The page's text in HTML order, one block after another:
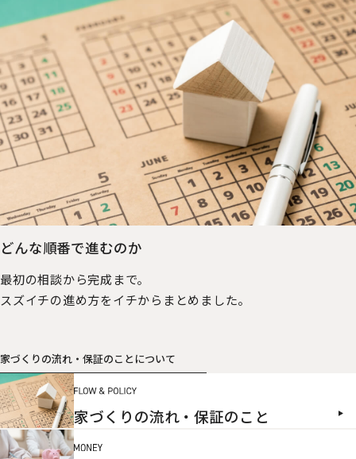
家づくりの流れ・保証のこと
どんな順番で進むのか
最初の相談から完成まで。
スズイチの進め方をイチからまとめました。
家づくりの流れ・保証のことについて